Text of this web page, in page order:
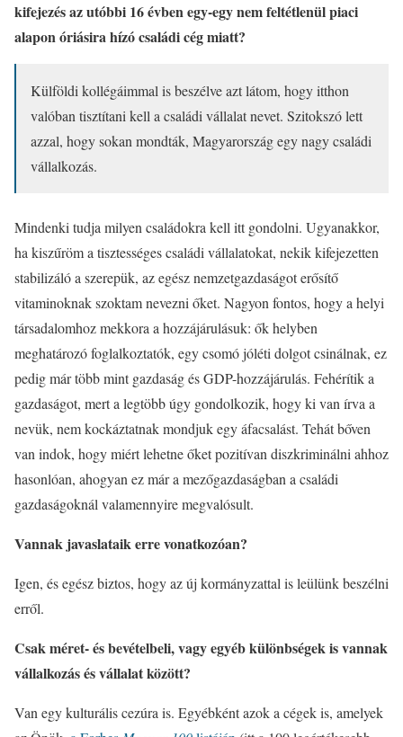
kifejezés az utóbbi 16 évben egy-egy nem feltétlenül piaci
alapon óriásira hízó családi cég miatt?
Külföldi kollégáimmal is beszélve azt látom, hogy itthon
valóban tisztítani kell a családi vállalat nevet. Szitokszó lett
azzal, hogy sokan mondták, Magyarország egy nagy családi
vállalkozás.
Mindenki tudja milyen családokra kell itt gondolni. Ugyanakkor,
ha kiszűröm a tisztességes családi vállalatokat, nekik kifejezetten
stabilizáló a szerepük, az egész nemzetgazdaságot erősítő
vitaminoknak szoktam nevezni őket. Nagyon fontos, hogy a helyi
társadalomhoz mekkora a hozzájárulásuk: ők helyben
meghatározó foglalkoztatók, egy csomó jóléti dolgot csinálnak, ez
pedig már több mint gazdaság és GDP-hozzájárulás. Fehérítik a
gazdaságot, mert a legtöbb úgy gondolkozik, hogy ki van írva a
nevük, nem kockáztatnak mondjuk egy áfacsalást. Tehát bőven
van indok, hogy miért lehetne őket pozitívan diszkriminálni ahhoz
hasonlóan, ahogyan ez már a mezőgazdaságban a családi
gazdaságoknál valamennyire megvalósult.
Vannak javaslataik erre vonatkozóan?
Igen, és egész biztos, hogy az új kormányzattal is leülünk beszélni
erről.
Csak méret- és bevételbeli, vagy egyéb különbségek is vannak
vállalkozás és vállalat között?
Van egy kulturális cezúra is. Egyébként azok a cégek is, amelyek